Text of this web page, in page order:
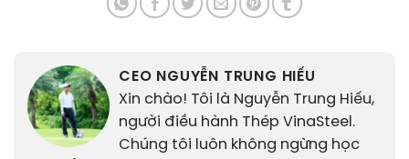
CEO NGUYỄN TRUNG HIẾU
Xin chào! Tôi là Nguyễn Trung Hiếu,
người điều hành Thép VinaSteel.
Chúng tôi luôn không ngừng học